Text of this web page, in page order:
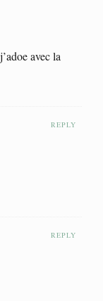
avec la
REPLY
REPLY